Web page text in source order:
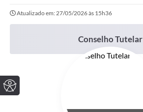
Atualizado em: 27/05/2026 às 15h36
Conselho Tutelar